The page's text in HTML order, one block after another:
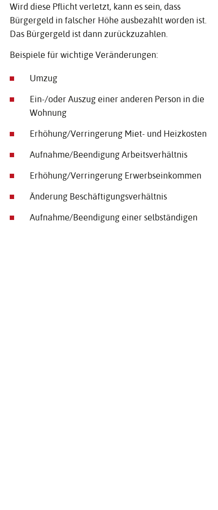
Wird diese Pflicht verletzt, kann es sein, dass
Bürgergeld in falscher Höhe ausbezahlt worden ist.
Das Bürgergeld ist dann zurückzuzahlen.
Beispiele für wichtige Veränderungen:
Umzug
Ein-/oder Auszug einer anderen Person in die
Wohnung
Erhöhung/Verringerung Miet- und Heizkosten
Aufnahme/Beendigung Arbeitsverhältnis
Erhöhung/Verringerung Erwerbseinkommen
Änderung Beschäftigungsverhältnis
Aufnahme/Beendigung einer selbständigen